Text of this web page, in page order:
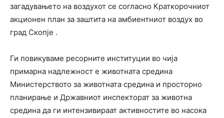
загадувањето на воздухот се согласно Краткорочниот
акционен план за заштита на амбиентниот воздух во
град Скопје .
Ги повикуваме ресорните институции во чија
примарна надлежност е животната средина
Министерството за животната средина и просторно
планирање и Државниот инспекторат за животна
средина да ги интензивираат активностите во насока